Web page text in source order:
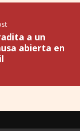
a un
abierta en